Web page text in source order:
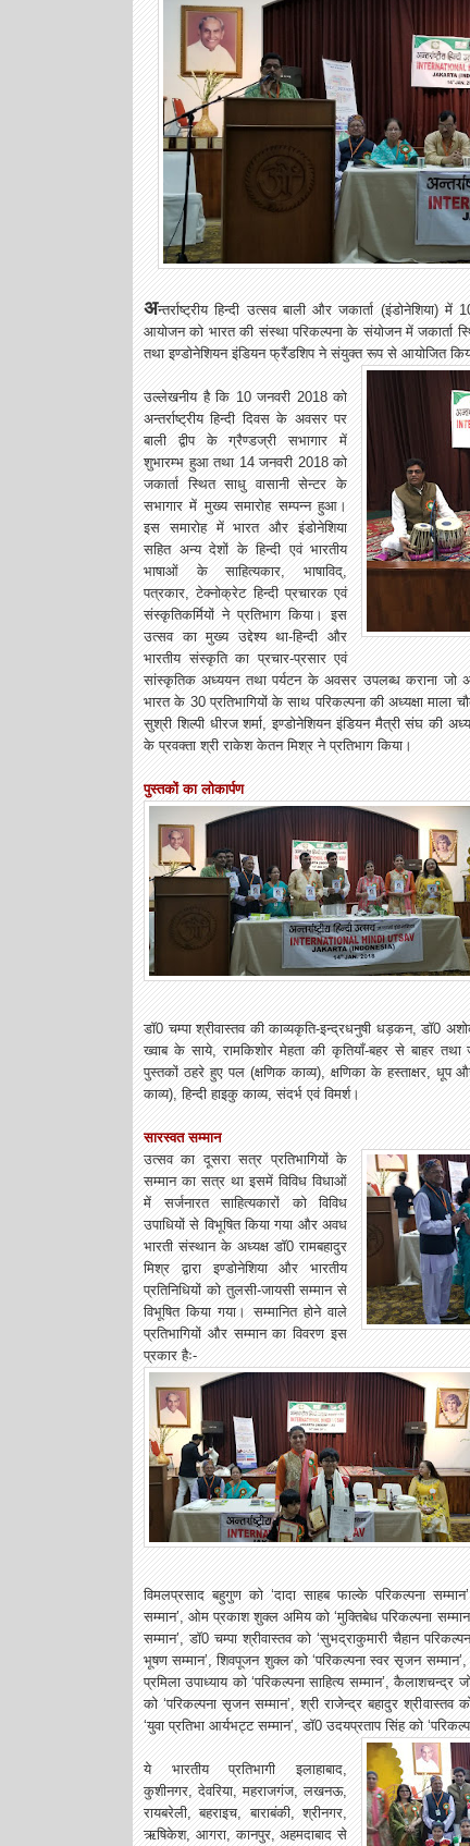
अन्तर्राष्ट्रीय हिन्दी उत्सव बाली और जकार्ता (इंडोनेशिया)
आयोजन को भारत की संस्था परिकल्पना के संयोजन में जकार्ता
तथा इण्डोनेशियन इंडियन फ्रैंडशिप ने संयुक्त रूप से आयोजित
उल्लेखनीय है कि 10 जनवरी 2018 को
अन्तर्राष्ट्रीय हिन्दी दिवस के अवसर पर
बाली द्वीप के ग्रैण्डज्री सभागार में
शुभारम्भ हुआ तथा 14 जनवरी 2018 को
जकार्ता स्थित साधु वासानी सेन्टर के
सभागार में मुख्य समारोह सम्पन्न हुआ।
इस समारोह में भारत और इंडोनेशिया
सहित अन्य देशों के हिन्दी एवं भारतीय
भाषाओं के साहित्यकार, भाषाविद्,
पत्रकार, टेक्नोक्रेट हिन्दी प्रचारक एवं
संस्कृतिकर्मियों ने प्रतिभाग किया। इस
उत्सव का मुख्य उद्देश्य था-हिन्दी और
भारतीय संस्कृति का प्रचार-प्रसार एवं
सांस्कृतिक अध्ययन तथा पर्यटन के अवसर उपलब्ध कराना जो
भारत के 30 प्रतिभागियों के साथ परिकल्पना की अध्यक्षा माला
सुश्री शिल्पी धीरज शर्मा, इण्डोनेशियन इंडियन मैत्री संघ की
के प्रवक्ता श्री राकेश केतन मिश्र ने प्रतिभाग किया।
पुस्तकों का लोकार्पण
डाॅ0 चम्पा श्रीवास्तव की काव्यकृति-इन्द्रधनुषी धड़कन,
ख्वाब के साये, रामकिशोर मेहता की कृतियाँ-बहर से बाहर
पुस्तकों ठहरे हुए पल (क्षणिक काव्य), क्षणिका के हस्ताक्षर, धूप
काव्य), हिन्दी हाइकु काव्य, संदर्भ एवं विमर्श।
सारस्वत सम्मान
उत्सव का दूसरा सत्र प्रतिभागियों के
सम्मान का सत्र था इसमें विविध विधाओं
में सर्जनारत साहित्यकारों को विविध
उपाधियों से विभूषित किया गया और अवध
भारती संस्थान के अध्यक्ष डाॅ0 रामबहादुर
मिश्र द्वारा इण्डोनेशिया और भारतीय
प्रतिनिधियों को तुलसी-जायसी सम्मान से
विभूषित किया गया। सम्मानित होने वाले
प्रतिभागियों और सम्मान का विवरण इस
प्रकार हैः-
विमलप्रसाद बहुगुण को ‘दादा साहब फाल्के परिकल्पना
सम्मान’, ओम प्रकाश शुक्ल अमिय को ‘मुक्तिबेध परिकल्पना सम्मान’,
सम्मान’, डाॅ0 चम्पा श्रीवास्तव को ‘सुभद्राकुमारी चैहान
भूषण सम्मान’, शिवपूजन शुक्ल को ‘परिकल्पना स्वर सृजन सम्मान’,
प्रमिला उपाध्याय को ‘परिकल्पना साहित्य सम्मान’, कैलाशचन्द्र
को ‘परिकल्पना सृजन सम्मान’, श्री राजेन्द्र बहादुर श्रीवास्तव
‘युवा प्रतिभा आर्यभट्ट सम्मान’, डाॅ0 उदयप्रताप सिंह को
ये भारतीय प्रतिभागी इलाहाबाद,
कुशीनगर, देवरिया, महराजगंज, लखनऊ,
रायबरेली, बहराइच, बाराबंकी, श्रीनगर,
ऋषिकेश, आगरा, कानपुर, अहमदाबाद से